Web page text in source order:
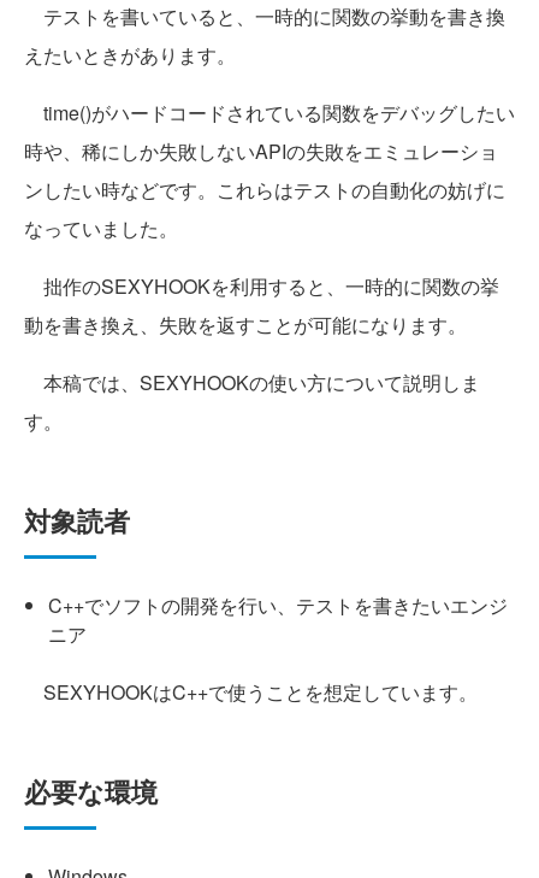
テストを書いていると、一時的に関数の挙動を書き換
えたいときがあります。
time()がハードコードされている関数をデバッグしたい
時や、稀にしか失敗しないAPIの失敗をエミュレーショ
ンしたい時などです。これらはテストの自動化の妨げに
なっていました。
拙作のSEXYHOOKを利用すると、一時的に関数の挙
動を書き換え、失敗を返すことが可能になります。
本稿では、SEXYHOOKの使い方について説明しま
す。
対象読者
C++でソフトの開発を行い、テストを書きたいエンジ
ニア
SEXYHOOKはC++で使うことを想定しています。
必要な環境